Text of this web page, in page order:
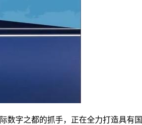
字之都的抓手，正在全力打造具有